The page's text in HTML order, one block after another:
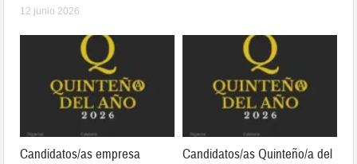
12 junio 2026
Candidatos/as empresa
Candidatos/as Quinteño/a del